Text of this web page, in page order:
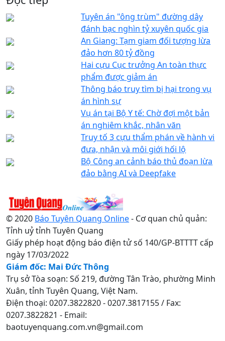
Tuyên án "ông trùm" đường dây
đánh bạc nghìn tỷ xuyên quốc gia
An Giang: Tạm giam đối tượng lừa
đảo hơn 80 tỷ đồng
Hai cựu Cục trưởng An toàn thực
phẩm được giảm án
Thông báo truy tìm bị hại trong vụ
án hình sự
Vụ án tại Bộ Y tế: Chờ đợi một bản
án nghiêm khắc, nhân văn
Truy tố 3 cựu thẩm phán về hành vi
đưa, nhận và môi giới hối lộ
Bộ Công an cảnh báo thủ đoạn lừa
đảo bằng AI và Deepfake
© 2020 Báo Tuyên Quang Online- Cơ quan chủ quản:
Tỉnh uỷ tỉnh Tuyên Quang
Giấy phép hoạt động báo điện tử số 140/GP-BTTTT cấp
ngày 17/03/2022
Giám đốc: Mai Đức Thông
Trụ sở Tòa soạn: Số 219, đường Tân Trào, phường Minh
Xuân, tỉnh Tuyên Quang, Việt Nam.
Điện thoại: 0207.3822820 - 0207.3817155 / Fax:
0207.3822821 - Email:
baotuyenquang.com.vn@gmail.com